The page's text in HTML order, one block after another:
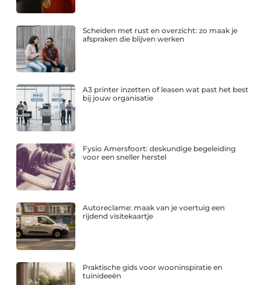
Scheiden met rust en overzicht: zo maak je
afspraken die blijven werken
A3 printer inzetten of leasen wat past het best
bij jouw organisatie
Fysio Amersfoort: deskundige begeleiding
voor een sneller herstel
Autoreclame: maak van je voertuig een
rijdend visitekaartje
Praktische gids voor wooninspiratie en
tuinideeën